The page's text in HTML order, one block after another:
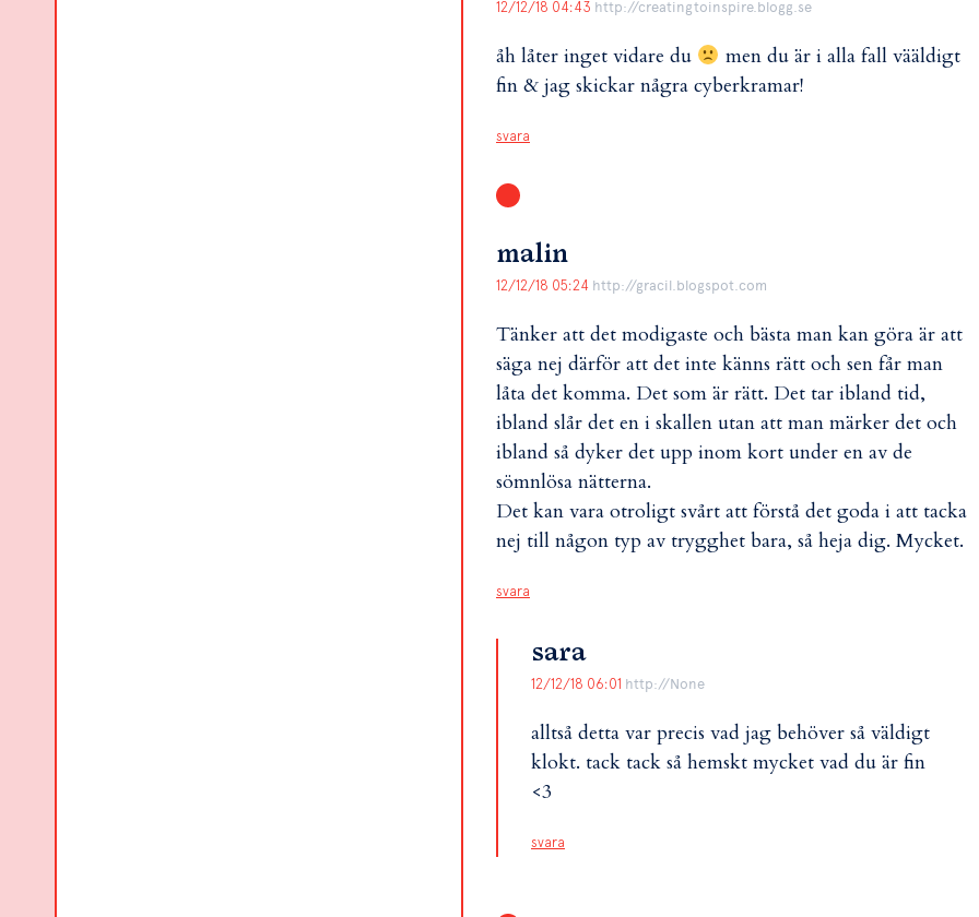
12/12/18 04:43 http://creatingtoinspire.blogg.se
åh låter inget vidare du
men du är i alla fall vääldigt
fin & jag skickar några cyberkramar!
svara
malin
12/12/18 05:24 http://gracil.blogspot.com
Tänker att det modigaste och bästa man kan göra är att
säga nej därför att det inte känns rätt och sen får man
låta det komma. Det som är rätt. Det tar ibland tid,
ibland slår det en i skallen utan att man märker det och
ibland så dyker det upp inom kort under en av de
sömnlösa nätterna.
Det kan vara otroligt svårt att förstå det goda i att tacka
nej till någon typ av trygghet bara, så heja dig. Mycket.
svara
sara
12/12/18 06:01 http://None
alltså detta var precis vad jag behöver så väldigt
klokt. tack tack så hemskt mycket vad du är fin
<3
svara